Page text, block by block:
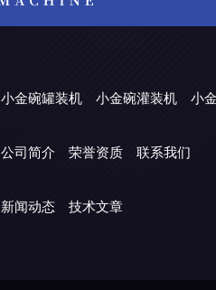
小金碗罐装机 小金碗灌装机 小
公司简介 荣誉资质 联系我们
新闻动态 技术文章